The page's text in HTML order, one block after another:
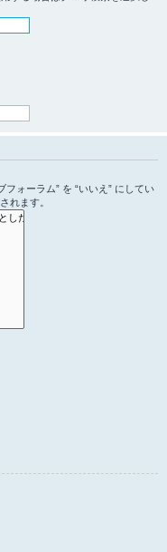
ォーラム” を “いいえ” にしてい
れます。